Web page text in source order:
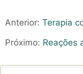
Anterior: Terapia
Próximo: Reações